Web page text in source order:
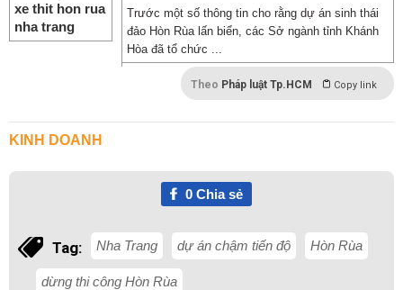
Trước một số thông tin cho rằng dự án sinh thái
đảo Hòn Rùa lấn biển, các Sở ngành tỉnh Khánh
Hòa đã tổ chức ...
Theo Pháp luật Tp.HCM Copy link
KINH DOANH
0Chia sẻ
Tag: Nha Trang dự án chậm tiến độ Hòn Rùa
dừng thi công Hòn Rùa